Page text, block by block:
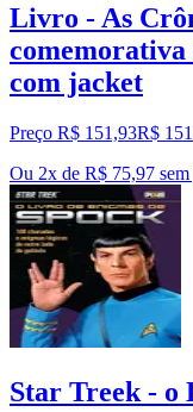
Livro - As
comemorativa
com jacket
Preço R$ 151,93R$ 151
Ou 2x de R$ 75,97
Star Treek - o